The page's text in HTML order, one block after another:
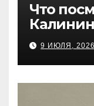
Что
9 ИЮЛЯ, 2026